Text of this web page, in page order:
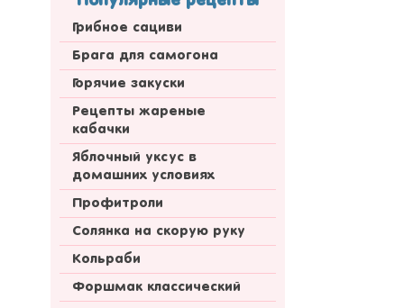
Грибное сациви
Брага для самогона
Горячие закуски
Рецепты жареные
кабачки
Яблочный уксус в
домашних условиях
Профитроли
Солянка на скорую руку
Кольраби
Форшмак классический